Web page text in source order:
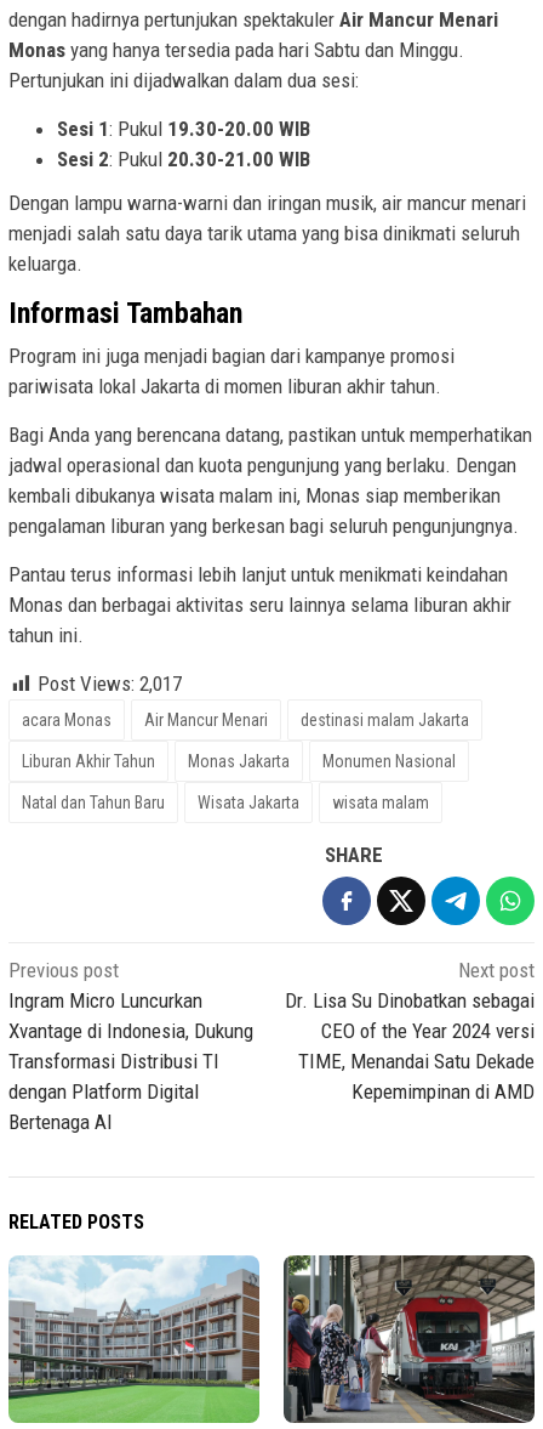
dengan hadirnya pertunjukan spektakuler Air Mancur Menari
Monas yang hanya tersedia pada hari Sabtu dan Minggu.
Pertunjukan ini dijadwalkan dalam dua sesi:
Sesi 1: Pukul 19.30-20.00 WIB
Sesi 2: Pukul 20.30-21.00 WIB
Dengan lampu warna-warni dan iringan musik, air mancur menari
menjadi salah satu daya tarik utama yang bisa dinikmati seluruh
keluarga.
Informasi Tambahan
Program ini juga menjadi bagian dari kampanye promosi
pariwisata lokal Jakarta di momen liburan akhir tahun.
Bagi Anda yang berencana datang, pastikan untuk memperhatikan
jadwal operasional dan kuota pengunjung yang berlaku. Dengan
kembali dibukanya wisata malam ini, Monas siap memberikan
pengalaman liburan yang berkesan bagi seluruh pengunjungnya.
Pantau terus informasi lebih lanjut untuk menikmati keindahan
Monas dan berbagai aktivitas seru lainnya selama liburan akhir
tahun ini.
Post Views: 2,017
acara Monas Air Mancur Menari destinasi malam Jakarta
Liburan Akhir Tahun Monas Jakarta Monumen Nasional
Natal dan Tahun Baru Wisata Jakarta wisata malam
SHARE
Post
navigation
Previous post
Ingram Micro Luncurkan
Xvantage di Indonesia, Dukung
Transformasi Distribusi TI
dengan Platform Digital
Bertenaga AI
Next post
Dr. Lisa Su Dinobatkan sebagai
CEO of the Year 2024 versi
TIME, Menandai Satu Dekade
Kepemimpinan di AMD
RELATED POSTS